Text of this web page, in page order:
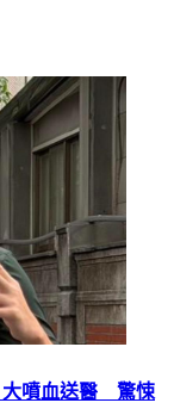
大噴血送醫 驚悚